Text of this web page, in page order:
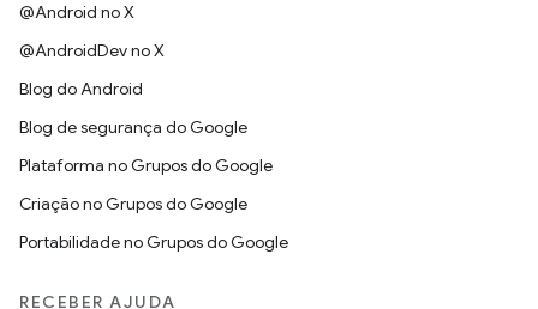
@Android no X
@AndroidDev no X
Blog do Android
Blog de segurança do Google
Plataforma no Grupos do Google
Criação no Grupos do Google
Portabilidade no Grupos do Google
RECEBER AJUDA